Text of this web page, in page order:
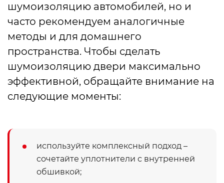
шумоизоляцию автомобилей, но и
часто рекомендуем аналогичные
методы и для домашнего
пространства. Чтобы сделать
шумоизоляцию двери максимально
эффективной, обращайте внимание на
следующие моменты:
используйте комплексный подход –
сочетайте уплотнители с внутренней
обшивкой;